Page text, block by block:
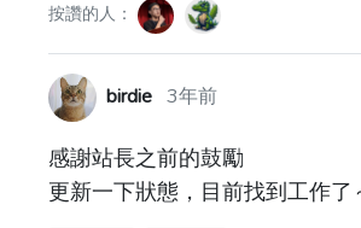
按讚的人：
birdie 3年前
感謝站長之前的鼓勵
更新一下狀態，目前找到工作了